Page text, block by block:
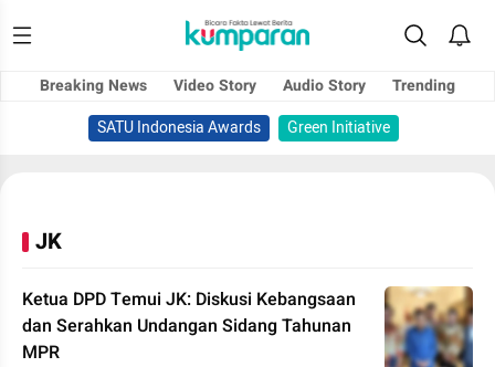
Breaking News Video Story Audio Story
Trending
SATU Indonesia Awards
Green Initiative
JK
Ketua DPD Temui JK: Diskusi Kebangsaan
dan Serahkan Undangan Sidang Tahunan
MPR